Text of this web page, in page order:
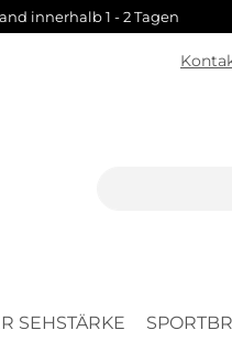
innerhalb 1 - 2 Tagen
SEHSTÄRKE